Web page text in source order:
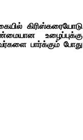
கிரிஸ்கரையோடு
உழைப்புக்கு
பார்க்கும் போது